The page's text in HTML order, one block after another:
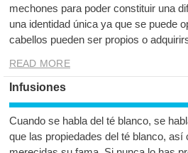
mechones para poder constituir una
una identidad única ya que se puede
cabellos pueden ser propios o
READ MORE
Infusiones
Cuando se habla del té blanco, se
que las propiedades del té blanco,